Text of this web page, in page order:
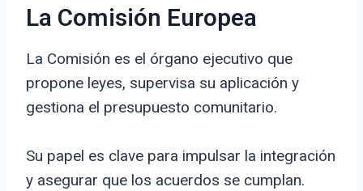
La Comisión Europea
La Comisión es el órgano ejecutivo que
propone leyes, supervisa su aplicación y
gestiona el presupuesto comunitario.
Su papel es clave para impulsar la integración
y asegurar que los acuerdos se cumplan.